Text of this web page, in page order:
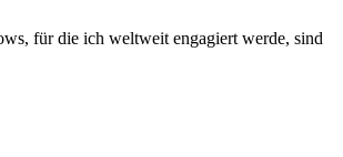
für die ich weltweit engagiert werde, sind